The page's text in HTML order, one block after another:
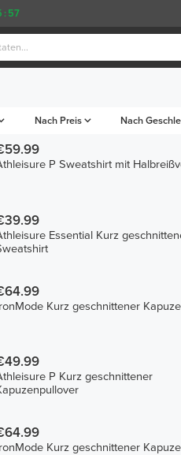
: 57
Nach Preis Nach
P Sweatshirt mit
Essential Kurz
Kurz geschnittener
P Kurz geschnittener
Kurz geschnittener